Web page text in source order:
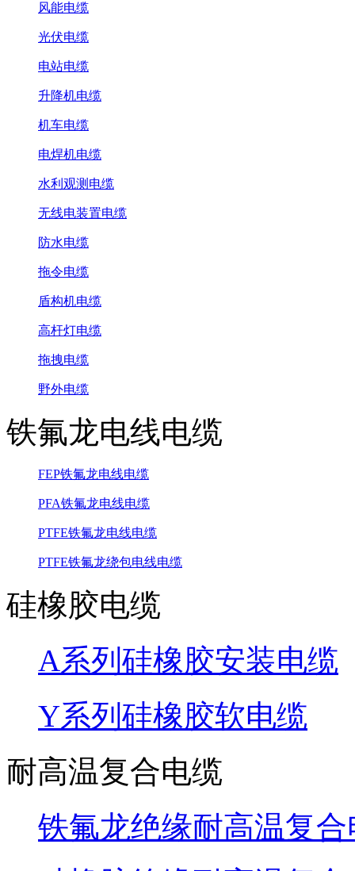
风能电缆
光伏电缆
电站电缆
升降机电缆
机车电缆
电焊机电缆
水利观测电缆
无线电装置电缆
防水电缆
拖令电缆
盾构机电缆
高杆灯电缆
拖拽电缆
野外电缆
铁氟龙电线电缆
FEP铁氟龙电线电缆
PFA铁氟龙电线电缆
PTFE铁氟龙电线电缆
PTFE铁氟龙绕包电线电缆
硅橡胶电缆
A系列硅橡胶安装电缆
Y系列硅橡胶软电缆
耐高温复合电缆
铁氟龙绝缘耐高温复合